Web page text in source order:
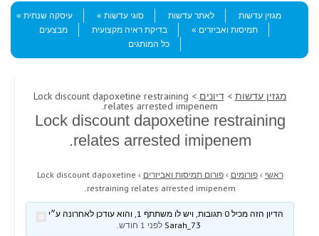
Menu
Skip to content
מגזין עדשות
לאתר עדשות סוגי עדשות
עיסקה שנתית
תמיסות ואביזרים
בדיקת ראיה מקצועית
מבצעים
כל המותגים
מגזין עדשות >דיונים > Lock discount dapoxetine restraining
relates arrested imipenem.
Lock discount dapoxetine restraining
relates arrested imipenem.
ראשי › פורומים › פורום תמיסות ואביזרים ›
Lock discount dapoxetine
restraining relates arrested imipenem.
הדיון הזה מכיל 0 תגובות, ויש לו משתתף 1, והוא עודכן לאחרונה ע״י
לפני 1 חודש .